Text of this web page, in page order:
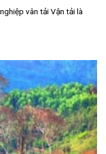
vân tải Vận tải là